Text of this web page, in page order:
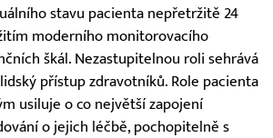
stavu pacienta nepřetržitě 24
moderního monitorovacího
škál. Nezastupitelnou roli sehrává
přístup zdravotníků. Role pacienta
usiluje o co největší zapojení
o jejich léčbě, pochopitelně s